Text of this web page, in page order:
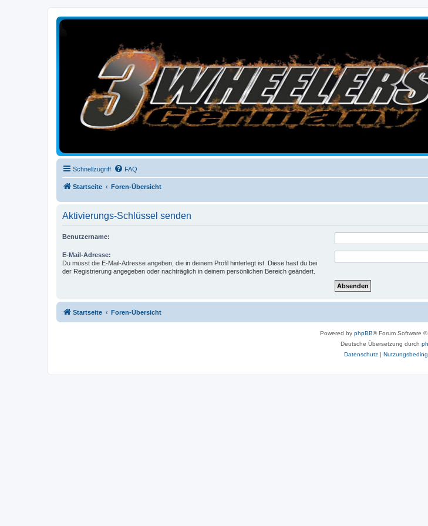
Honda, Yamaha, Kawasaki Trike
Schnellzugriff FAQ
Startseite Foren-Übersicht
Aktivierungs-Schlüssel senden
Benutzername:
E-Mail-Adresse:
Du musst die E-Mail-Adresse angeben, die in deinem Profil hinterlegt ist. Diese hast du bei
der Registrierung angegeben oder nachträglich in deinem persönlichen Bereich geändert.
Startseite Foren-Übersicht
Powered by phpBB® Forum Software
Deutsche Übersetzung durch
Datenschutz